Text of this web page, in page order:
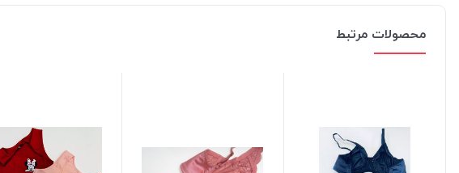
محصولات مرتبط